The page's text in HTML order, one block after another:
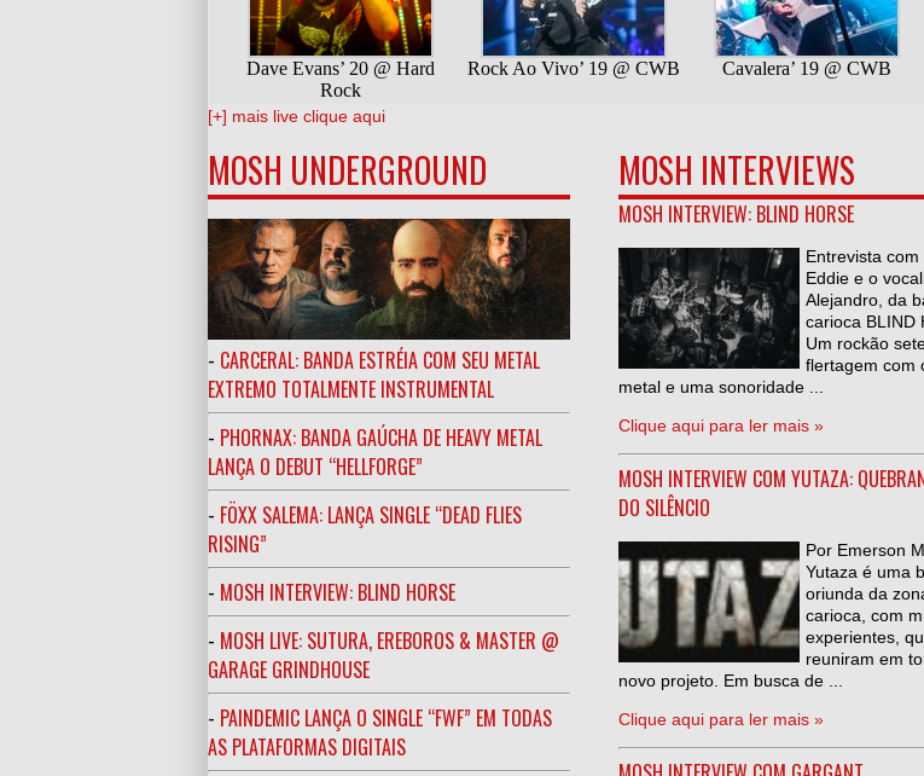
[+] mais live clique aqui
MOSH UNDERGROUND
- CARCERAL: BANDA ESTRÉIA COM SEU METAL
EXTREMO TOTALMENTE INSTRUMENTAL
- PHORNAX: BANDA GAÚCHA DE HEAVY METAL
LANÇA O DEBUT “HELLFORGE”
- FÖXX SALEMA: LANÇA SINGLE “DEAD FLIES
RISING”
- MOSH INTERVIEW: BLIND HORSE
- MOSH LIVE: SUTURA, EREBOROS & MASTER @
GARAGE GRINDHOUSE
- PAINDEMIC LANÇA O SINGLE “FWF” EM TODAS
AS PLATAFORMAS DIGITAIS
MOSH INTERVIEWS
MOSH INTERVIEW: BLIND HORSE
Entrevista
Eddie e o
Alejandro, da
carioca BLIND
Um rockão
flertagem com
metal e uma sonoridade ...
Clique aqui para ler mais »
MOSH INTERVIEW COM YUTAZA:
DO SILÊNCIO
Por Emerson
Yutaza é uma
oriunda da
carioca, com
experientes,
reuniram em
novo projeto. Em busca de ...
Clique aqui para ler mais »